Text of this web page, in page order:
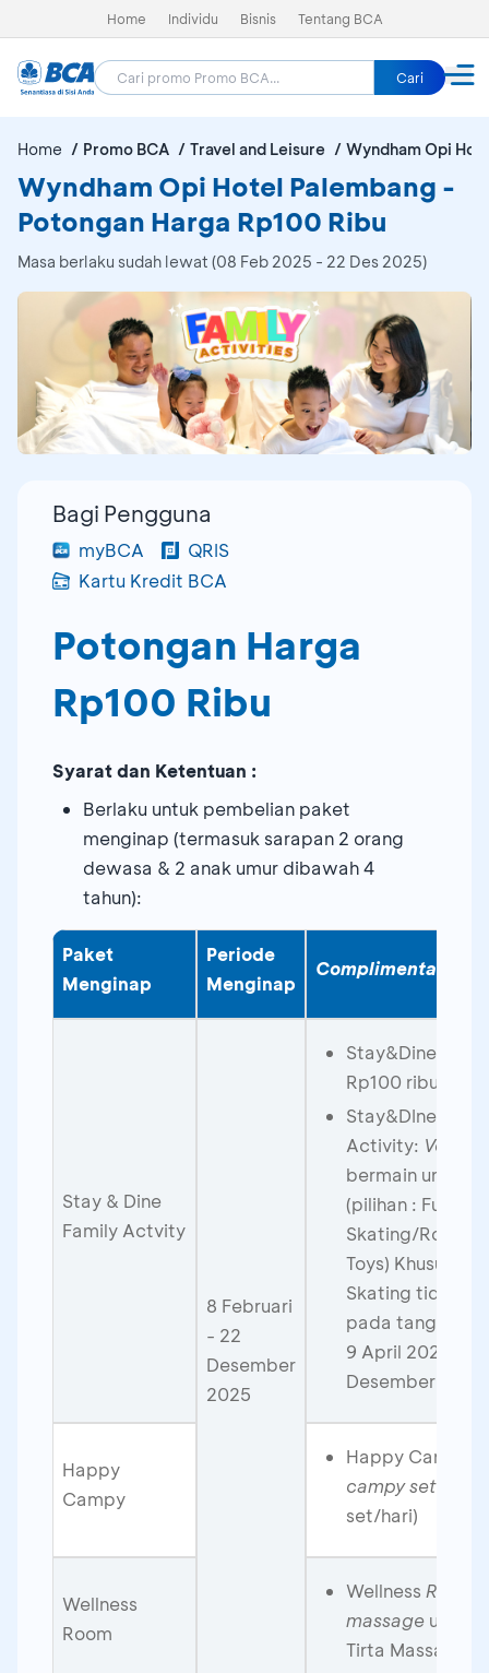
Home Individu Bisnis Tentang BCA
Cari
Home Promo BCA Travel and Leisure Wyndham Opi
Wyndham Opi Hotel Palembang -
Potongan Harga Rp100 Ribu
Masa berlaku sudah lewat (08 Feb 2025 - 22 Des 2025)
Bagi Pengguna
myBCA
QRIS
Kartu Kredit BCA
Potongan Harga
Rp100 Ribu
Syarat dan Ketentuan :
Berlaku untuk pembelian paket
menginap (termasuk sarapan 2 orang
dewasa & 2 anak umur dibawah 4
tahun):
Paket
Menginap
Periode
Menginap
Complimentary
Stay & Dine
Family Actvity
8 Februari
- 22
Desember
2025
Stay&Dine:
Rp100 ribu
Stay&DIne dan
Activity:
bermain untuk 1
(pilihan : Fun
Skating/
Toys) Khusus
Skating tidak
pada tanggal
9 April 2025,
Desember 2025
Happy
Campy
Happy Campy:
campy set
set/hari)
Wellness
Room
Wellness Room
massage untuk
Tirta Massage